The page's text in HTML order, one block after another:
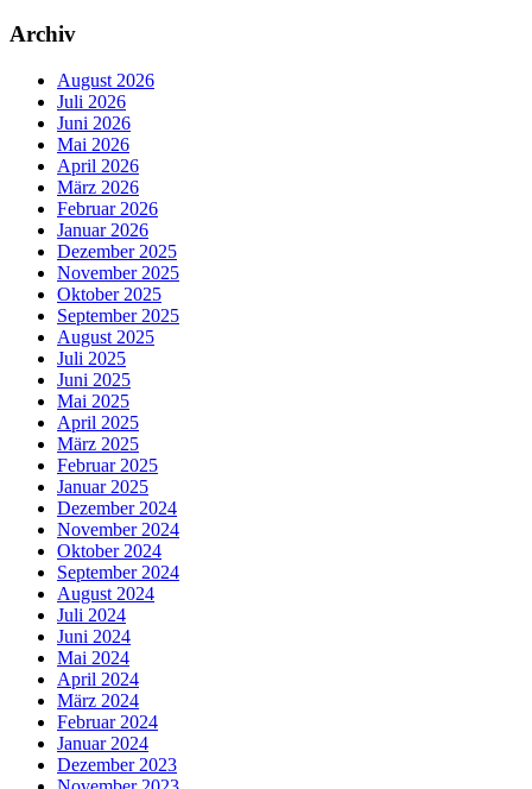
Archiv
August 2026
Juli 2026
Juni 2026
Mai 2026
April 2026
März 2026
Februar 2026
Januar 2026
Dezember 2025
November 2025
Oktober 2025
September 2025
August 2025
Juli 2025
Juni 2025
Mai 2025
April 2025
März 2025
Februar 2025
Januar 2025
Dezember 2024
November 2024
Oktober 2024
September 2024
August 2024
Juli 2024
Juni 2024
Mai 2024
April 2024
März 2024
Februar 2024
Januar 2024
Dezember 2023